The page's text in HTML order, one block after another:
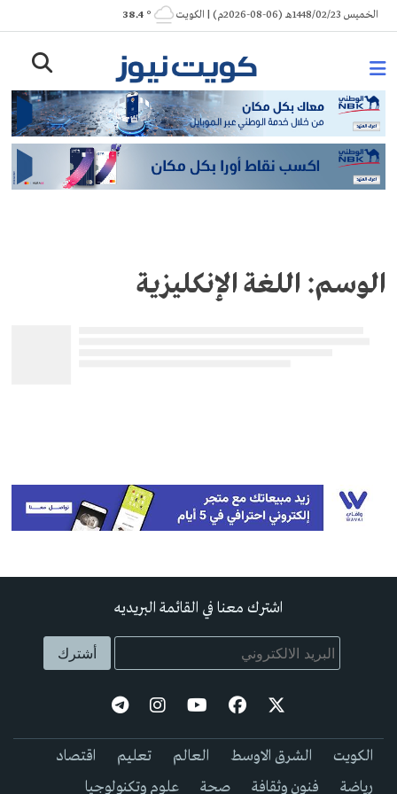
Skip
to
الخميس 1448/02/23هـ (06-08-2026م) | الكويت ° 38.4
الوسم: اللغة الإنكليزية
اشترك معنا في القائمة البريديه
الكويت الشرق الاوسط العالم تعليم
اقتصاد
رياضة
فنون وثقافة صحة علوم وتكنولوجيا